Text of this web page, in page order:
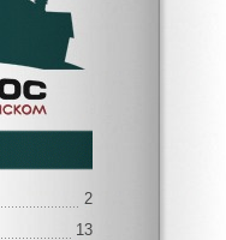
2
13